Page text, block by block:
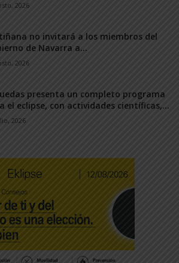
2026
no invitará a los miembros del
de Navarra a...
2026
presenta un completo programa
el eclipse, con actividades científicas,...
2026